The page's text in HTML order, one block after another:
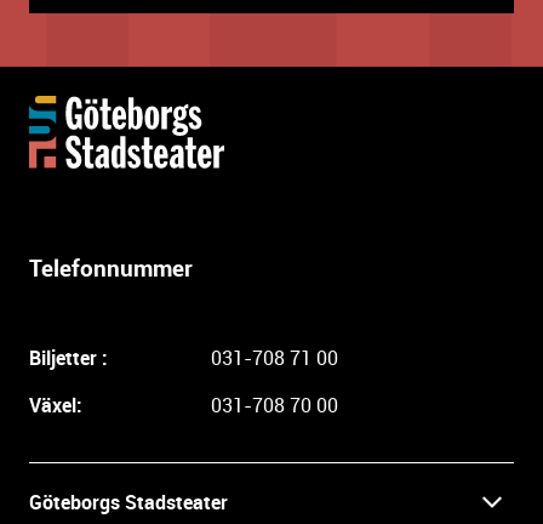
Telefonnummer
Biljetter :
031-708 71 00
Växel:
031-708 70 00
Göteborgs Stadsteater